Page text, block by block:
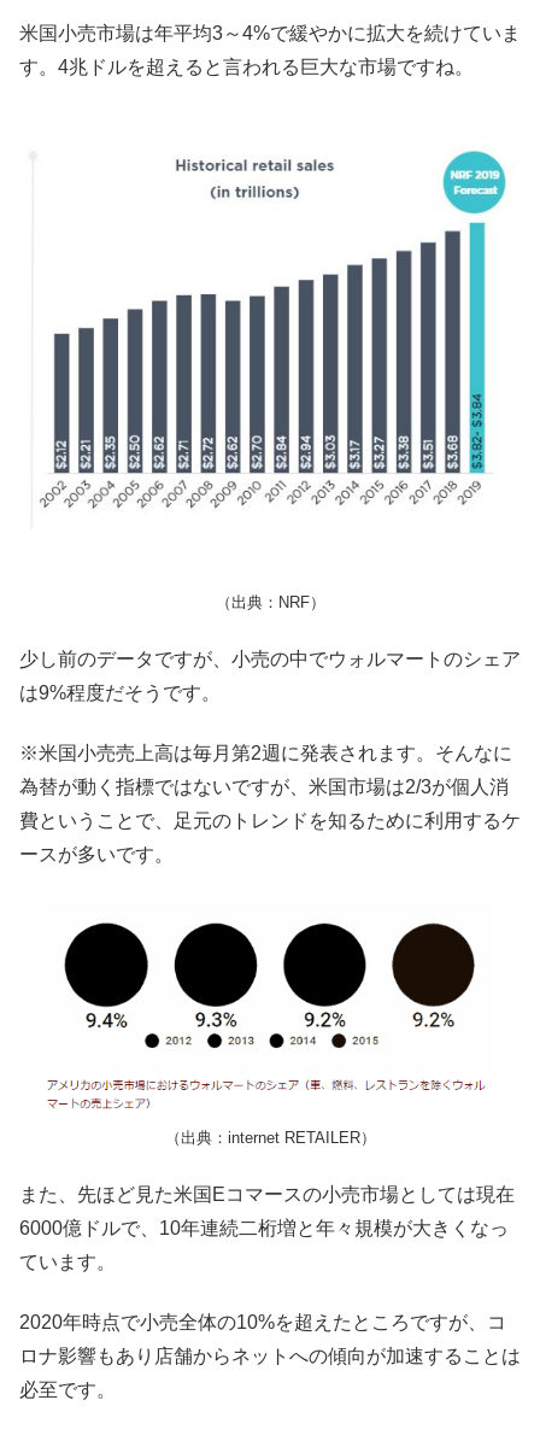
米国小売市場は年平均3～4%で緩やかに拡大を続けていま
す。4兆ドルを超えると言われる巨大な市場ですね。
（出典：NRF）
少し前のデータですが、小売の中でウォルマートのシェア
は9%程度だそうです。
※米国小売売上高は毎月第2週に発表されます。そんなに
為替が動く指標ではないですが、米国市場は2/3が個人消
費ということで、足元のトレンドを知るために利用するケ
ースが多いです。
（出典：internet RETAILER）
また、先ほど見た米国Eコマースの小売市場としては現在
6000億ドルで、10年連続二桁増と年々規模が大きくなっ
ています。
2020年時点で小売全体の10%を超えたところですが、コ
ロナ影響もあり店舗からネットへの傾向が加速することは
必至です。